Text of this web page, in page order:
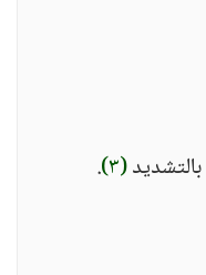
بالتشديد(٣) .